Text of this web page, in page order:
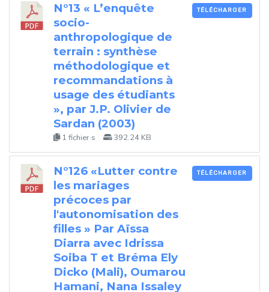
N°13 « L’enquête
socio-
anthropologique de
terrain : synthèse
méthodologique et
recommandations à
usage des étudiants
», par J.P. Olivier de
Sardan (2003)
1 fichier·s 392.24 KB
TÉLÉCHARGER
N°126 «Lutter contre
les mariages
précoces par
l'autonomisation des
filles » Par Aïssa
Diarra avec Idrissa
Soiba T et Bréma Ely
Dicko (Mali), Oumarou
Hamani, Nana Issaley
TÉLÉCHARGER